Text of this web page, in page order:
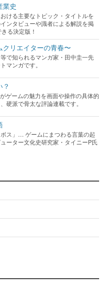
業史
ける主要なトピック・タイトルを
ンタビューや識者による解説を掲
る決定版！
リエイターの青春〜
で知られるマンガ家・田中圭一先
マンガです。
？
ゲームの魅力を画面や操作の具体的
硬派で骨太な評論連載です。
ボス」… ゲームにまつわる言葉の起
ーター文化史研究家・タイニーP氏